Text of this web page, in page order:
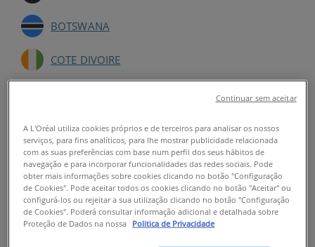
BOTSWANA
COTE DIVOIRE
GHANA
KENYA
MALAWI
MALI
A L'Oréal utiliza cookies próprios e de terceiros para analisar os nossos
serviços, para fins analíticos, para lhe mostrar publicidade relacionada
com as suas preferências com base num perfil dos seus hábitos de
navegação e para incorporar funcionalidades das redes sociais. Pode
obter mais informações sobre cookies clicando no botão "Configuração
de Cookies". Pode aceitar todos os cookies clicando no botão "Aceitar" ou
configurá-los ou rejeitar a sua utilização clicando no botão "Configuração
de Cookies". Poderá consultar informação adicional e detalhada sobre
Proteção de Dados na nossa Politica de Privacidade
Continuar sem aceitar